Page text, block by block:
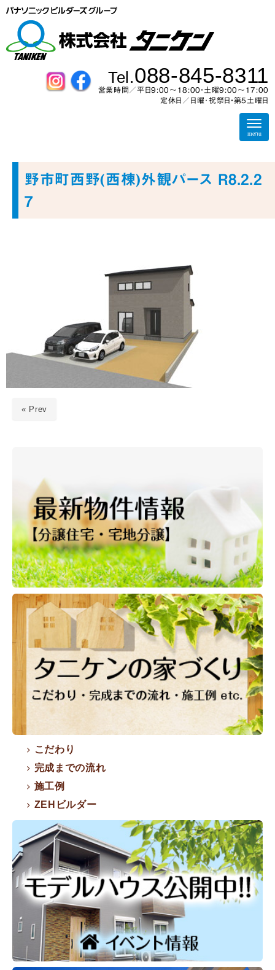
Tel.088-845-8311
営業時間／平日9:00～18:00・土曜9:00〜17:00
定休日／日曜･祝祭日・第5土曜日
N
a
v
a
t
menu
野市町西野(西棟)外観パース R8.2.2
7
« Prev
こだわり
完成までの流れ
施工例
ZEHビルダー